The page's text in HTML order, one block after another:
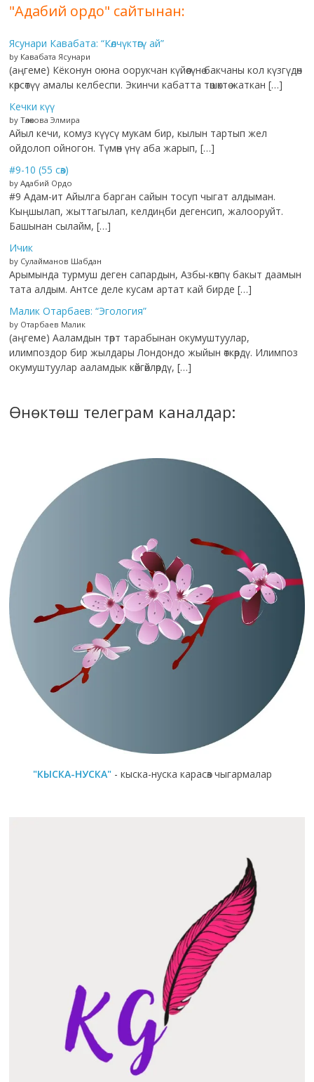
"Адабий ордо" сайтынан:
Ясунари Кавабата: “Көлчүктөгү ай”
by Кавабата Ясунари
(аңгеме) Кёконун оюна оорукчан күйөөсүнө бакчаны кол күзгүдөн
көрсөтүү амалы келбеспи. Экинчи кабатта төшөктө жаткан […]
Кечки күү
by Төлөкова Элмира
Айыл кечи, комуз күүсү мукам бир, кылын тартып жел
ойдолоп ойногон. Түмөн үнү аба жарып, […]
#9-10 (55 сөз)
by Адабий Ордо
#9 Адам-ит Айылга барган сайын тосуп чыгат алдыман.
Кыңшылап, жыттагылап, келдиңби дегенсип, жалооруйт.
Башынан сылайм, […]
Ичик
by Сулайманов Шабдан
Арымында турмуш деген сапардын, Азбы-көппү бакыт даамын
тата алдым. Антсе деле кусам артат кай бирде […]
Малик Отарбаев: “Эгология”
by Отарбаев Малик
(аңгеме) Ааламдын төрт тарабынан окумуштуулар,
илимпоздор бир жылдары Лондондо жыйын өткөрдү. Илимпоз
окумуштуулар ааламдык көйгөйлөрдү, […]
Өнөктөш телеграм каналдар:
"КЫСКА-НУСКА" - кыска-нуска карасөз чыгармалар